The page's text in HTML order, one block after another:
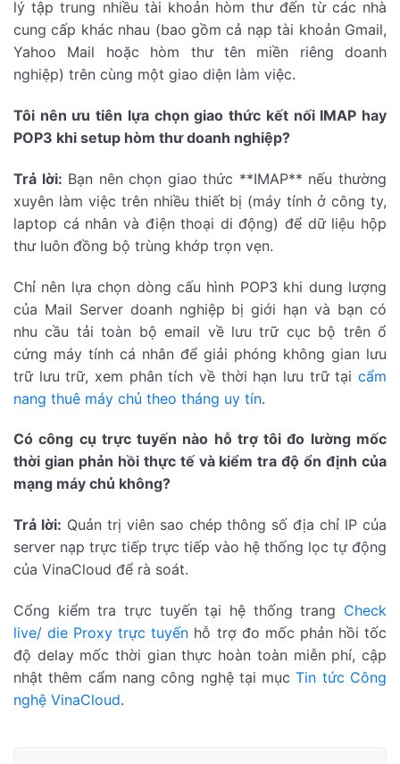
lý tập trung nhiều tài khoản hòm thư đến từ các nhà
cung cấp khác nhau (bao gồm cả nạp tài khoản Gmail,
Yahoo Mail hoặc hòm thư tên miền riêng doanh
nghiệp) trên cùng một giao diện làm việc.
Tôi nên ưu tiên lựa chọn giao thức kết nối IMAP hay
POP3 khi setup hòm thư doanh nghiệp?
Trả lời: Bạn nên chọn giao thức **IMAP** nếu thường
xuyên làm việc trên nhiều thiết bị (máy tính ở công ty,
laptop cá nhân và điện thoại di động) để dữ liệu hộp
thư luôn đồng bộ trùng khớp trọn vẹn.
Chỉ nên lựa chọn dòng cấu hình POP3 khi dung lượng
của Mail Server doanh nghiệp bị giới hạn và bạn có
nhu cầu tải toàn bộ email về lưu trữ cục bộ trên ổ
cứng máy tính cá nhân để giải phóng không gian lưu
trữ lưu trữ, xem phân tích về thời hạn lưu trữ tại cẩm
nang thuê máy chủ theo tháng uy tín.
Có công cụ trực tuyến nào hỗ trợ tôi đo lường mốc
thời gian phản hồi thực tế và kiểm tra độ ổn định của
mạng máy chủ không?
Trả lời: Quản trị viên sao chép thông số địa chỉ IP của
server nạp trực tiếp trực tiếp vào hệ thống lọc tự động
của VinaCloud để rà soát.
Cổng kiểm tra trực tuyến tại hệ thống trang Check
live/ die Proxy trực tuyến hỗ trợ đo mốc phản hồi tốc
độ delay mốc thời gian thực hoàn toàn miễn phí, cập
nhật thêm cẩm nang công nghệ tại mụcTin tức Công
nghệ VinaCloud.